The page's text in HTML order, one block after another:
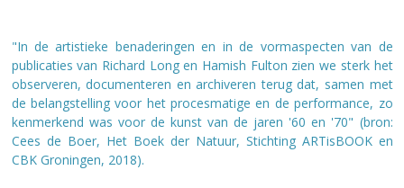
"In de artistieke benaderingen en in de vormaspecten van de
publicaties van Richard Long en Hamish Fulton zien we sterk het
observeren, documenteren en archiveren terug dat, samen met
de belangstelling voor het procesmatige en de performance, zo
kenmerkend was voor de kunst van de jaren '60 en '70" (bron:
Cees de Boer, Het Boek der Natuur, Stichting ARTisBOOK en
CBK Groningen, 2018).